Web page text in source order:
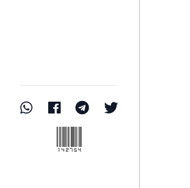
142754